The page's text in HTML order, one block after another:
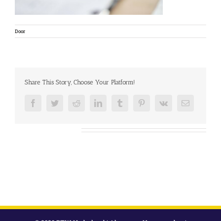
Door
Share This Story, Choose Your Platform!
FacebookTwitterRedditLinkedInTumblr PinterestVk
E-